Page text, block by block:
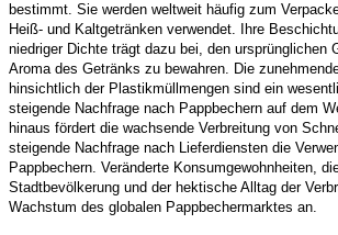
bestimmt. Sie werden weltweit häufig zum
Heiß- und Kaltgetränken verwendet. Ihre
niedriger Dichte trägt dazu bei, den ursprünglichen
Aroma des Getränks zu bewahren. Die
hinsichtlich der Plastikmüllmengen sind ein
steigende Nachfrage nach Pappbechern auf dem
hinaus fördert die wachsende Verbreitung von
steigende Nachfrage nach Lieferdiensten die
Pappbechern. Veränderte Konsumgewohnheiten,
Stadtbevölkerung und der hektische Alltag der
Wachstum des globalen Pappbechermarktes an.